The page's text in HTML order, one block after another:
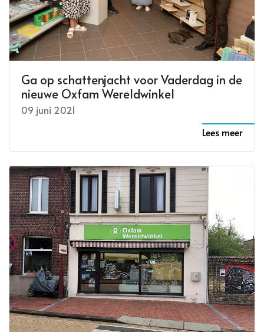
Ga op schattenjacht voor Vaderdag in de
nieuwe Oxfam Wereldwinkel
09 juni 2021
Lees meer